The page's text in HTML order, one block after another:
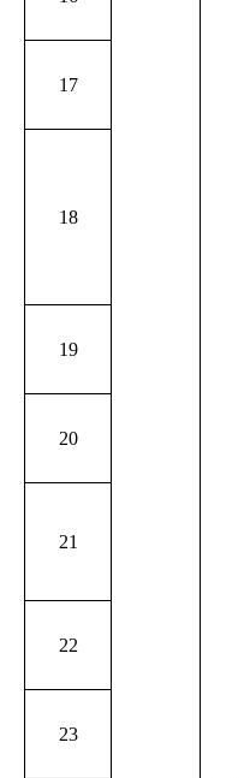
17
18
19
20
21
22
23